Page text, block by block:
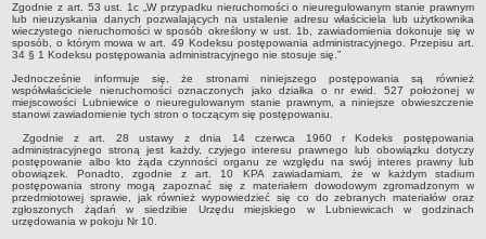
Wodociągi - ocena jakości wody
KONKURSY
Ogłoszenia o konkursach
URZĄD MIEJSKI
Dane adresowe
Burmistrz Lubniewic
Zastępca Burmistrza Lubniewic
Sekretarz Gminy
Skarbnik Gminy
Zgodnie z art. 53 ust. 1c „W przypadku nieruchomości o nieuregulowanym stanie prawnym
lub nieuzyskania danych pozwalających na ustalenie adresu właściciela lub użytkownika
wieczystego nieruchomości w sposób określony w ust. 1b, zawiadomienia dokonuje się w
sposób, o którym mowa w art. 49 Kodeksu postępowania administracyjnego. Przepisu art.
34 § 1 Kodeksu postępowania administracyjnego nie stosuje się.”
Jednocześnie informuje się, że stronami niniejszego postępowania są również
współwłaściciele nieruchomości oznaczonych jako działka o nr ewid. 527 położonej w
miejscowości Lubniewice o nieuregulowanym stanie prawnym, a niniejsze obwieszczenie
stanowi zawiadomienie tych stron o toczącym się postępowaniu.
Zgodnie z art. 28 ustawy z dnia 14 czerwca 1960 r Kodeks postępowania
administracyjnego stroną jest każdy, czyjego interesu prawnego lub obowiązku dotyczy
postępowanie albo kto żąda czynności organu ze względu na swój interes prawny lub
obowiązek. Ponadto, zgodnie z art. 10 KPA zawiadamiam, że w każdym stadium
postępowania strony mogą zapoznać się z materiałem dowodowym zgromadzonym w
przedmiotowej sprawie, jak również wypowiedzieć się co do zebranych materiałów oraz
zgłoszonych żądań w siedzibie Urzędu miejskiego w Lubniewicach w godzinach
urzędowania w pokoju Nr 10.